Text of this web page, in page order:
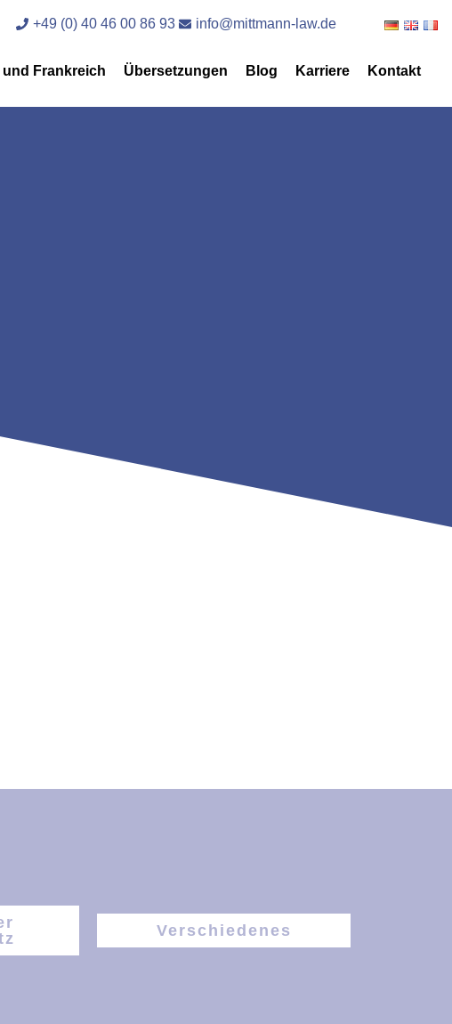
+49 (0) 40 46 00 86 93 info@mittmann-law.de
Frankreich Übersetzungen Blog Karriere Kontakt
Verschiedenes